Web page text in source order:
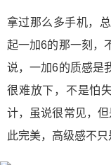
拿过那么多手机，
起一加6的那一刻，
说，一加6的质感是
很难放下，不是怕
计，虽说很常见，
此完美，高级感不只